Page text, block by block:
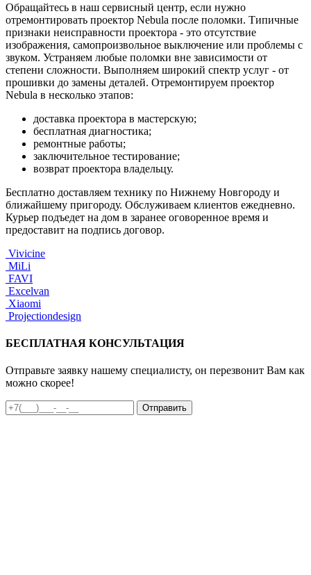
Обращайтесь в наш сервисный центр, если нужно
отремонтировать проектор Nebula после поломки. Типичные
признаки неисправности проектора - это отсутствие
изображения, самопроизвольное выключение или проблемы с
звуком. Устраняем любые поломки вне зависимости от
степени сложности. Выполняем широкий спектр услуг - от
прошивки до замены деталей. Отремонтируем проектор
Nebula в несколько этапов:
доставка проектора в мастерскую;
бесплатная диагностика;
ремонтные работы;
заключительное тестирование;
возврат проектора владельцу.
Бесплатно доставляем технику по Нижнему Новгороду и
ближайшему пригороду. Обслуживаем клиентов ежедневно.
Курьер подъедет на дом в заранее оговоренное время и
предоставит на подпись договор.
Vivicine
MiLi
FAVI
Excelvan
Xiaomi
Projectiondesign
БЕСПЛАТНАЯ КОНСУЛЬТАЦИЯ
Отправьте заявку нашему специалисту, он перезвонит Вам как
можно скорее!
Отправить